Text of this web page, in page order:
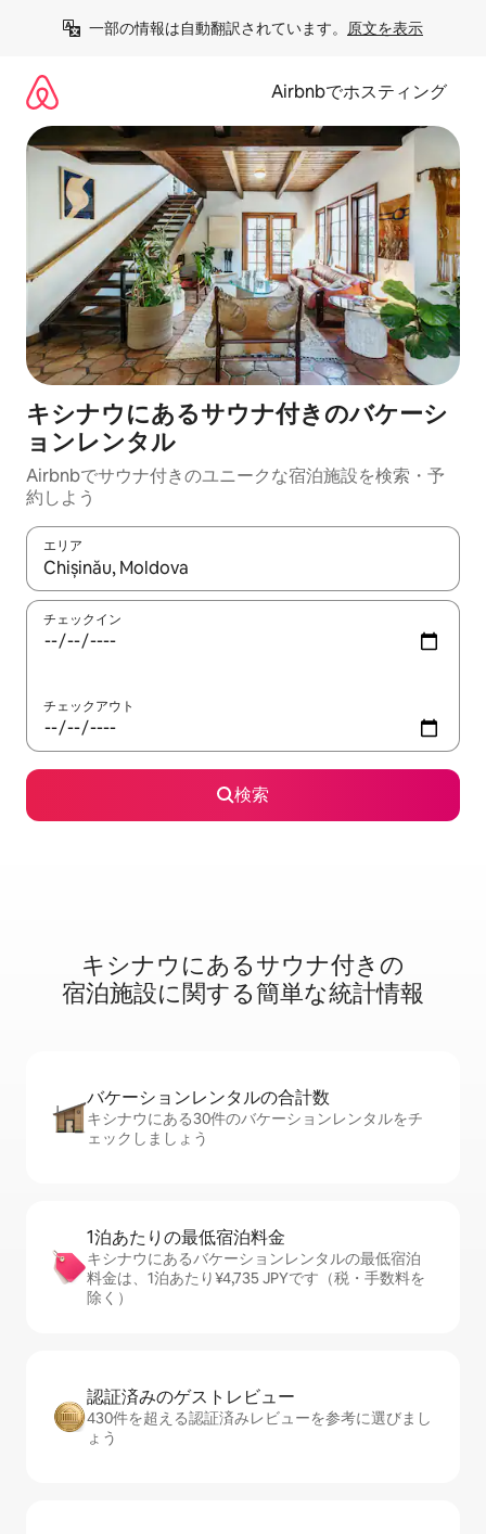
一部の情報は自動翻訳されています。 原文を表示
Airbnbでホスティング
キシナウにあるサウナ付きのバケーシ
ョンレンタル
Airbnbでサウナ付きのユニークな宿泊施設を検索・予
約しよう
エリア
検索結果が表示されたら、上下の矢印キーを使って移動するか
チェックイン
チェックアウト
検索
キシナウに⁠あ⁠るサ⁠ウ⁠ナ⁠付⁠き⁠の
宿⁠泊⁠施⁠設⁠に関⁠す⁠る簡⁠単⁠な統⁠計⁠情⁠報
バケーションレ⁠ン⁠タ⁠ル⁠の合⁠計⁠数
キシナウにある30件のバケーションレンタルをチ
ェックしましょう
1泊あたりの最⁠低⁠宿⁠泊⁠料⁠金
キシナウにあるバケーションレンタルの最低宿泊
料金は、1泊あたり¥4,735 JPYです（税・手数料を
除く）
認証済みのゲ⁠ス⁠ト⁠レ⁠ビ⁠ュ⁠ー
430件を超える認証済みレビューを参考に選びまし
ょう